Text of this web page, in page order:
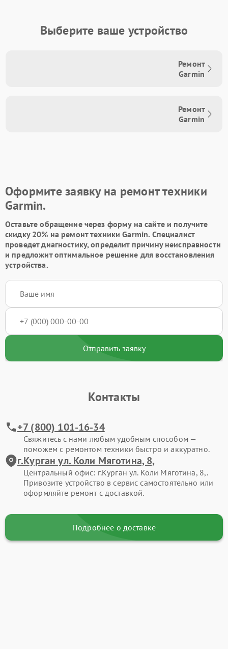
Выберите ваше устройство
Ремонт
Garmin
Ремонт
Garmin
Оформите заявку на ремонт техники
Garmin.
Оставьте обращение через форму на сайте и получите
скидку 20% на ремонт техники Garmin. Специалист
проведет диагностику, определит причину неисправности
и предложит оптимальное решение для восстановления
устройства.
Отправить заявку
Контакты
+7 (800) 101-16-34
Свяжитесь с нами любым удобным способом —
поможем с ремонтом техники быстро и аккуратно.
г.Курган ул. Коли Мяготина, 8,
Центральный офис: г.Курган ул. Коли Мяготина, 8,.
Привозите устройство в сервис самостоятельно или
оформляйте ремонт с доставкой.
Подробнее о доставке